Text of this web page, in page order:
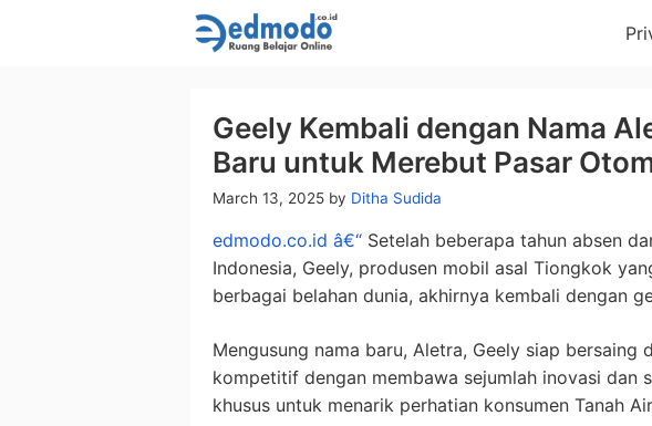
Geely Kembali dengan Nama
Baru untuk Merebut Pasar
March 13, 2025 by Ditha Sudida
edmodo.co.id â€“ Setelah beberapa tahun absen
Indonesia, Geely, produsen mobil asal Tiongkok
berbagai belahan dunia, akhirnya kembali dengan
Mengusung nama baru, Aletra, Geely siap bersaing
kompetitif dengan membawa sejumlah inovasi dan
khusus untuk menarik perhatian konsumen Tanah